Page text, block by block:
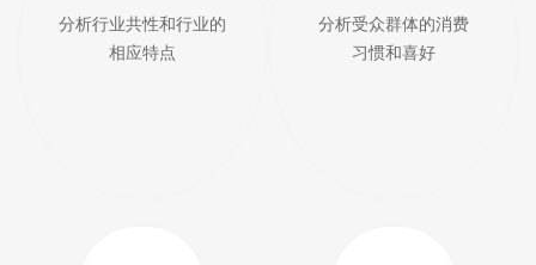
分析行业共性和行业的
相应特点
分析受众群体的消费
习惯和喜好